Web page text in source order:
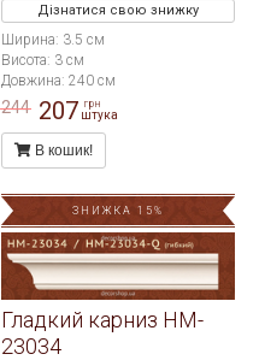
Дізнатися свою знижку
Ширина: 3.5 см
Висота: 3 см
Довжина: 240 см
244 207 грн
штука
В кошик!
ЗНИЖКА 15%
Гладкий карниз HM-
23034